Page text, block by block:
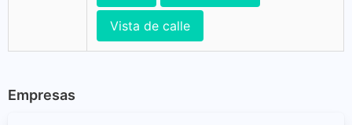
Vista de calle
Empresas